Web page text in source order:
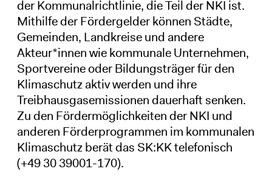
der Kommunalrichtlinie, die Teil der NKI ist.
Mithilfe der Fördergelder können Städte,
Gemeinden, Landkreise und andere
Akteur*innen wie kommunale Unternehmen,
Sportvereine oder Bildungsträger für den
Klimaschutz aktiv werden und ihre
Treibhausgasemissionen dauerhaft senken.
Zu den Fördermöglichkeiten der NKI und
anderen Förderprogrammen im kommunalen
Klimaschutz berät das SK:KK telefonisch
(+49 30 39001-170).